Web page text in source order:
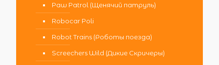
Paw Patrol (Щенячий патруль)
Robocar Poli
Robot Trains (Роботы поезда)
Screechers Wild (Дикие Скричеры)